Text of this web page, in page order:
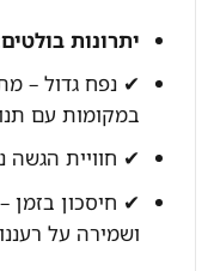
יתרונות בולטים:
✔ נפח גדול –
במקומות עם
✔ חוויית הגשה
✔ חיסכון בזמן
ושמירה על